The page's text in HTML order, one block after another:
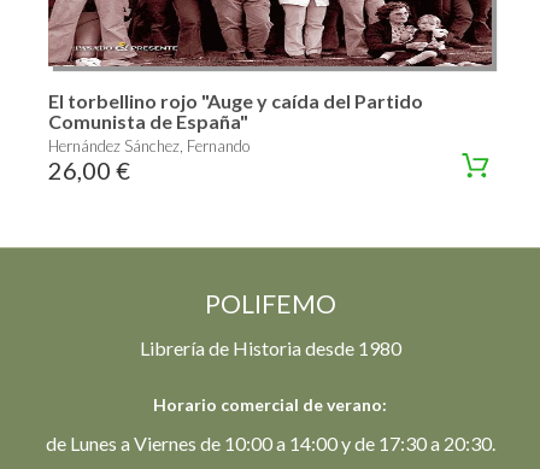
El torbellino rojo "Auge y caída del Partido
Comunista de España"
Hernández Sánchez, Fernando
26,00 €
POLIFEMO
Librería de Historia desde 1980
Horario comercial de verano:
de Lunes a Viernes de 10:00 a 14:00 y de 17:30 a 20:30.